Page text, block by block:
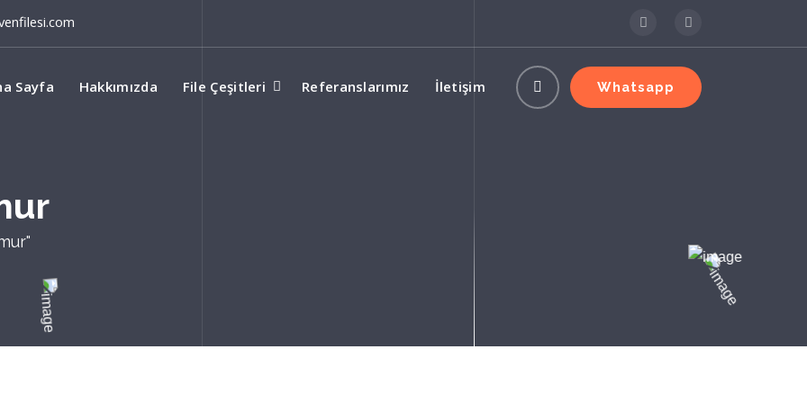
Sayfa Hakkımızda File Çeşitleri Referanslarımız İletişim Whatsapp